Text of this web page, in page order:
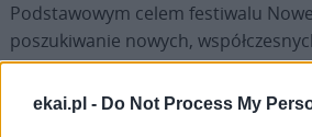
ekai.pl - Do Not Process My
Podstawowym celem festiwalu
poszukiwanie nowych,
oraz inicjowanie twórczego dialogu
sztuką religijną w duchu „Listu do